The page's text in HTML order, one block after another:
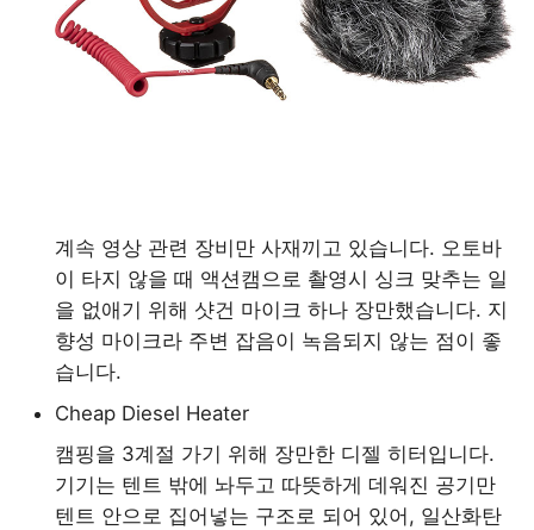
계속 영상 관련 장비만 사재끼고 있습니다. 오토바
이 타지 않을 때 액션캠으로 촬영시 싱크 맞추는 일
을 없애기 위해 샷건 마이크 하나 장만했습니다. 지
향성 마이크라 주변 잡음이 녹음되지 않는 점이 좋
습니다.
Cheap Diesel Heater
캠핑을 3계절 가기 위해 장만한 디젤 히터입니다.
기기는 텐트 밖에 놔두고 따뜻하게 데워진 공기만
텐트 안으로 집어넣는 구조로 되어 있어, 일산화탄